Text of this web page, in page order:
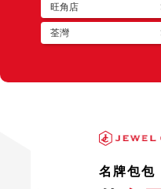
旺角店
荃灣
名牌包包